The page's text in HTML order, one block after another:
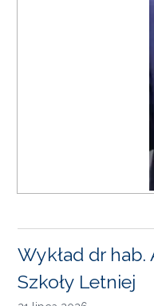
Wykład dr
Szkoły Letniej